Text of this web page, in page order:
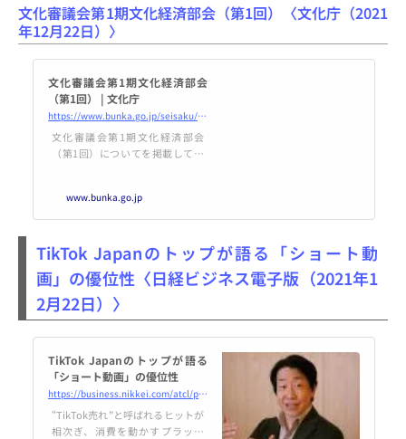
文化審議会第1期文化経済部会（第1回）〈文化庁（2021
年12月22日）〉
文化審議会第1期文化経済部会
（第1回） | 文化庁
https://www.bunka.go.jp/seisaku/bunkashingikai/bunka_keizai/01/01/index.html
文化審議会第1期文化経済部会
（第1回）についてを掲載してい
www.bunka.go.jp
TikTok Japanのトップが語る「ショート動
画」の優位性〈日経ビジネス電子版（2021年1
2月22日）〉
TikTok Japanのトップが語る
「ショート動画」の優位性
https://business.nikkei.com/atcl/plus/00024/122000006/
“TikTok売れ”と呼ばれるヒットが
相次ぎ、消費を動かすプラット